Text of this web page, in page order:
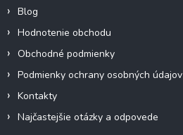
Blog
Hodnotenie obchodu
Obchodné podmienky
Podmienky ochrany osobných údajov
Kontakty
Najčastejšie otázky a odpovede